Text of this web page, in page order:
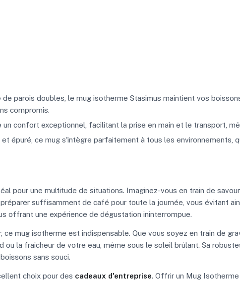
de parois doubles, le mug isotherme Stasimus maintient vos
compromis.
confort exceptionnel, facilitant la prise en main et le transport,
épuré, ce mug s'intègre parfaitement à tous les environnements,
pour une multitude de situations. Imaginez-vous en train de
suffisamment de café pour toute la journée, vous évitant
offrant une expérience de dégustation ininterrompue.
mug isotherme est indispensable. Que vous soyez en train de
la fraîcheur de votre eau, même sous le soleil brûlant. Sa
sans souci.
choix pour des cadeaux d'entreprise. Offrir un Mug